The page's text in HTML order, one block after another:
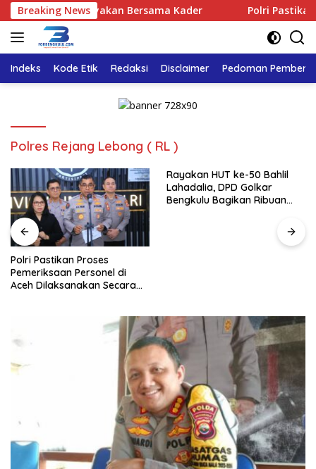
Langsung
ke
konten
Breaking NewsRayakan Bersama Kader Polri Pastikan
Indeks Kode Etik Redaksi Disclaimer Pedoman
Polres Rejang Lebong ( RL )
Polri Pastikan Proses
Pemeriksaan Personel di
Aceh Dilaksanakan Secara
Rayakan HUT ke-50 Bahlil
Lahadalia, DPD Golkar
Bengkulu Bagikan Ribuan